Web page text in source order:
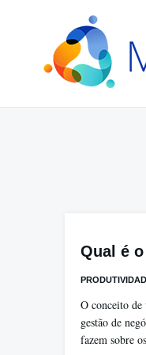
conteúdo
Qual é
O conceito
gestão de
fazem sobre